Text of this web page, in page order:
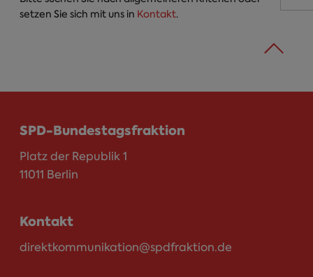
setzen Sie sich mit uns in Kontakt.
SPD-Bundestagsfraktion
Platz der Republik 1
11011 Berlin
Kontakt
direktkommunikation@spdfraktion.de